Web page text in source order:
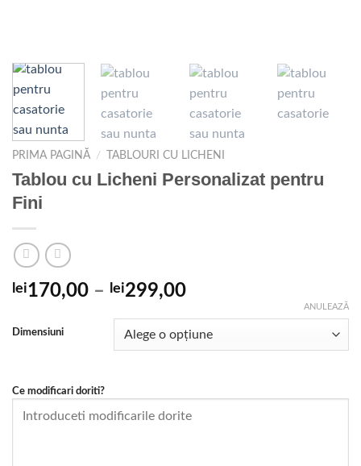
PRIMA PAGINĂ / TABLOURI CU LICHENI
Tablou cu Licheni Personalizat pentru
Fini
lei170,00 – lei299,00Interval
prețuri:
lei170,00
Dimensiuni
ANULEAZĂ
Ce modificari doriti?